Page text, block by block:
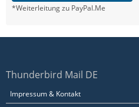
*Weiterleitung zu PayPal.Me
Thunderbird Mail DE
Impressum & Kontakt